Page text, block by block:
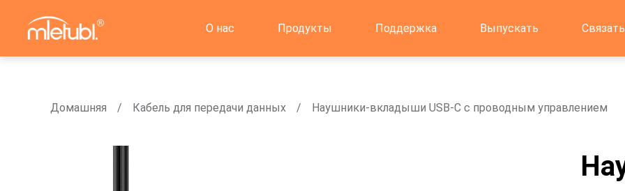
О нас Продукты Поддержка Выпускать
Домашняя Кабель для передачи данных Наушники-вкладыши USB-C с проводным управлением